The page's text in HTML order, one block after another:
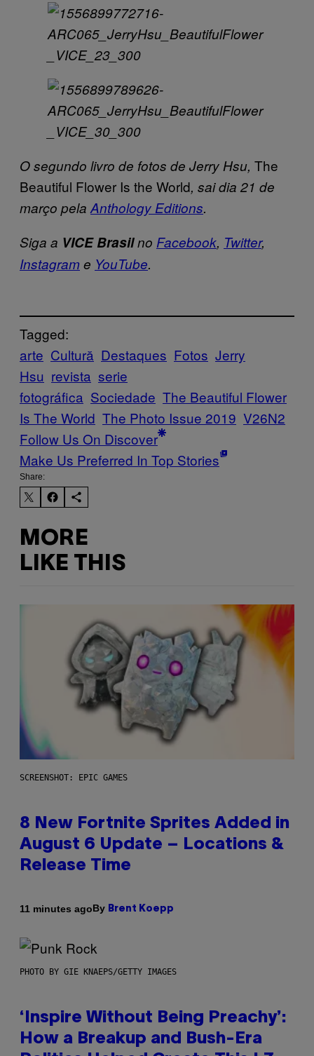
O segundo livro de fotos de Jerry Hsu, The
Beautiful Flower Is the World, sai dia 21 de
março pela Anthology Editions.
Siga a VICE Brasilno Facebook, Twitter,
Instagrame YouTube.
Tagged:
arte Cultură Destaques Fotos Jerry
Hsu revista serie
fotográfica Sociedade The Beautiful Flower
Is The World The Photo Issue 2019 V26N2
Follow Us On Discover
Make Us Preferred In Top Stories
Share:
MORE
LIKE THIS
SCREENSHOT: EPIC GAMES
8 New Fortnite Sprites Added in
August 6 Update – Locations &
Release Time
11 minutes agoBy Brent Koepp
PHOTO BY GIE KNAEPS/GETTY IMAGES
‘Inspire Without Being Preachy’:
How a Breakup and Bush-Era